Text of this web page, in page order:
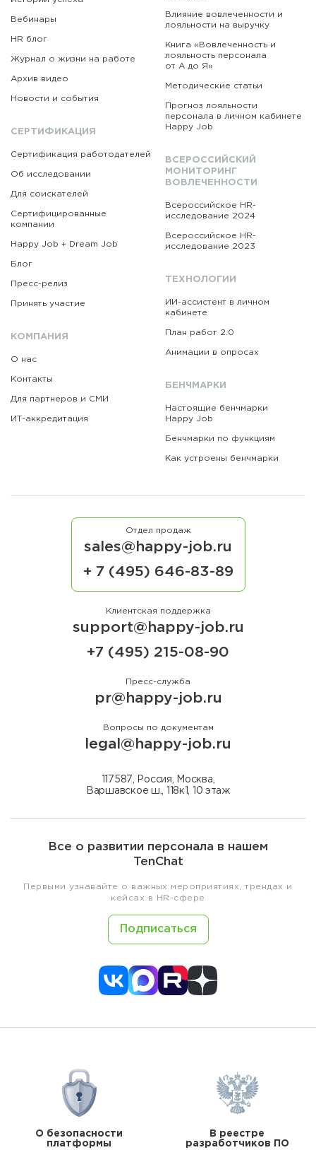
Вебинары
HR блог
Журнал о жизни на работе
Архив видео
Новости и события
СЕРТИФИКАЦИЯ
Сертификация работодателей
Об исследовании
Для соискателей
Сертифицированные
компании
Happy Job + Dream Job
Блог
Пресс-релиз
Принять участие
КОМПАНИЯ
О нас
Контакты
Для партнеров и СМИ
ИТ-аккредитация
Влияние вовлеченности и
лояльности на выручку
Книга «Вовлеченность и
лояльность персонала
от А до Я»
Методические статьи
Прогноз лояльности
персонала в личном кабинете
Happy Job
ВСЕРОССИЙСКИЙ
МОНИТОРИНГ
ВОВЛЕЧЕННОСТИ
Всероссийское HR-
исследование 2024
Всероссийское HR-
исследование 2023
ТЕХНОЛОГИИ
ИИ-ассистент в личном
кабинете
План работ 2.0
Анимации в опросах
БЕНЧМАРКИ
Настоящие бенчмарки
Happy Job
Бенчмарки по функциям
Как устроены бенчмарки
Отдел продаж
sales@happy-job.ru
+ 7 (495) 646-83-89
Клиентская поддержка
support@happy-job.ru
+7 (495) 215-08-90
Пресс-служба
pr@happy-job.ru
Вопросы по документам
legal@happy-job.ru
117587, Россия, Москва,
Варшавское ш., 118к1, 10 этаж
Все о развитии персонала в нашем
TenChat
Первыми узнавайте о важных мероприятиях, трендах и
кейсах в HR-сфере
Подписаться
О безопасности
платформы
В реестре
разработчиков ПО